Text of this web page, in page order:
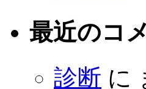
最近のコ
診断 に